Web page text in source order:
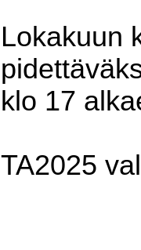
Lokakuun
klo 17
TA2025